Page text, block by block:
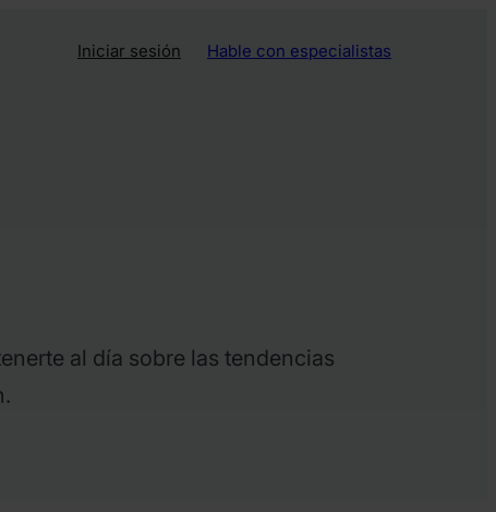
Hable con especialistas
Iniciar sesión
al día sobre las tendencias